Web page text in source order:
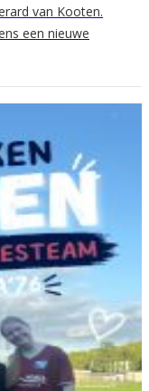
van Kooten.
een nieuwe